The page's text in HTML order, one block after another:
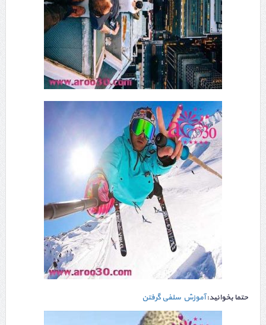
حتما بخوانید:آموزش سلفی گرفتن